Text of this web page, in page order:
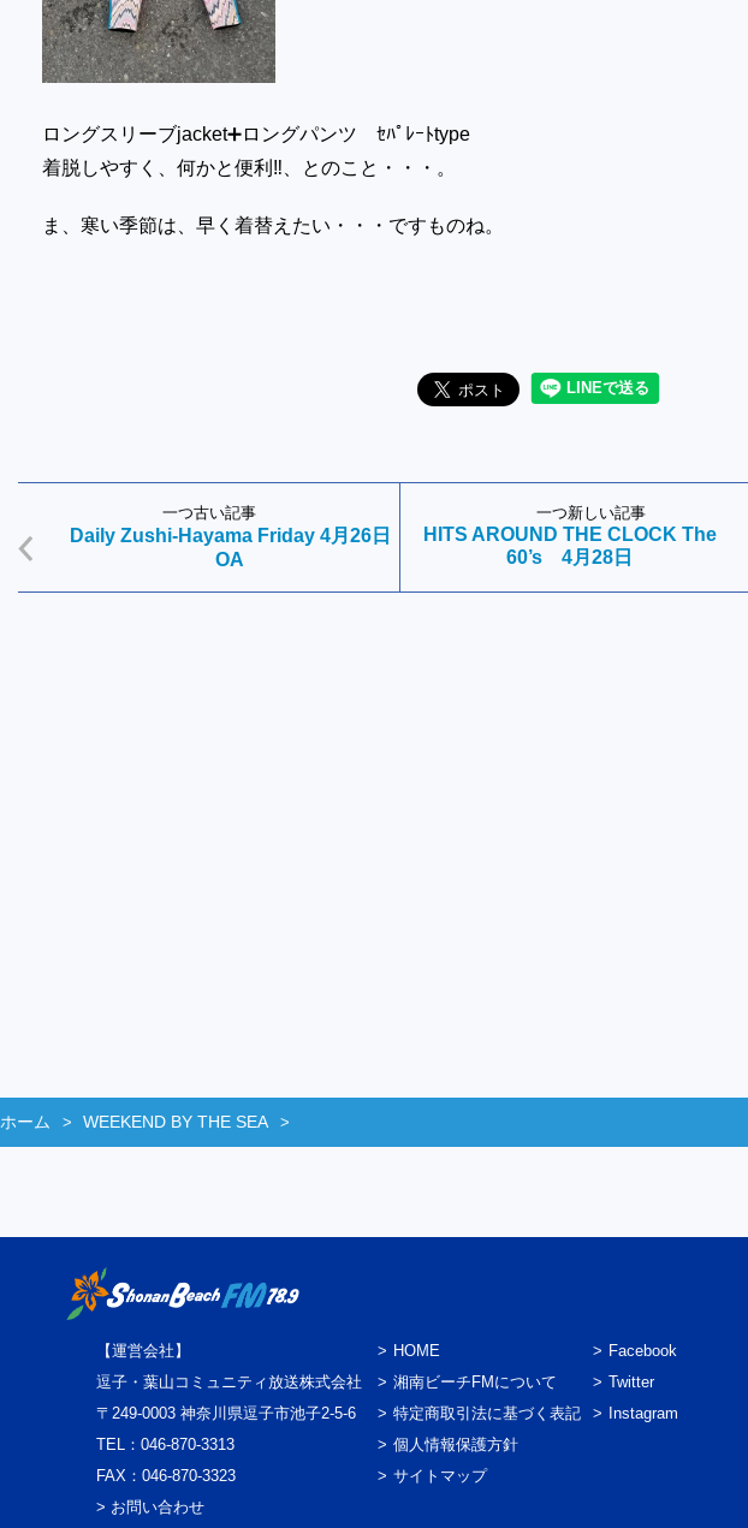
ロングスリーブjacket➕ロングパンツ ｾﾊﾟﾚｰﾄtype
着脱しやすく、何かと便利‼️、とのこと・・・。
ま、寒い季節は、早く着替えたい・・・ですものね。
一つ古い記事
Daily Zushi-Hayama Friday 4月26日
OA
一つ新しい記事
HITS AROUND THE CLOCK The
60’s 4月28日
ホーム WEEKEND BY THE SEA
【運営会社】
逗子・葉山コミュニティ放送株式会社
〒249-0003 神奈川県逗子市池子2-5-6
TEL：046-870-3313
FAX：046-870-3323
> お問い合わせ
HOME
湘南ビーチFMについて
特定商取引法に基づく表記
個人情報保護方針
サイトマップ
Facebook
Twitter
Instagram